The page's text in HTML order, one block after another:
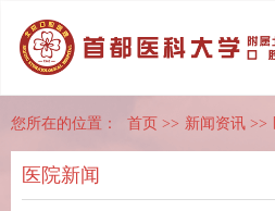
您所在的位置： 首页 >> 新闻资讯 >>
医院新闻